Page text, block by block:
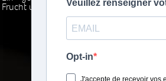
Frucht und Biss.